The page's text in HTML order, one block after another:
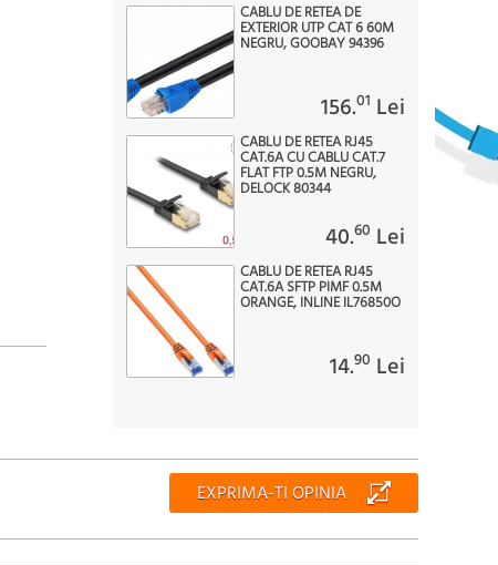
CABLU DE RETEA DE
EXTERIOR UTP CAT 6 60M
NEGRU, GOOBAY 94396
156.01 Lei
CABLU DE RETEA RJ45
CAT.6A CU CABLU CAT.7
FLAT FTP 0.5M NEGRU,
DELOCK 80344
40.60 Lei
CABLU DE RETEA RJ45
CAT.6A SFTP PIMF 0.5M
ORANGE, INLINE IL76850O
14.90 Lei
EXPRIMA-TI OPINIA